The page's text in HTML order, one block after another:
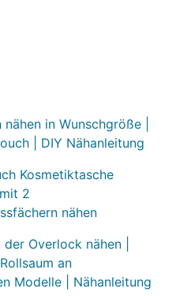
in Wunschgröße |
| DIY Nähanleitung
Kosmetiktasche
2
nähen
Overlock nähen |
an
Modelle | Nähanleitung